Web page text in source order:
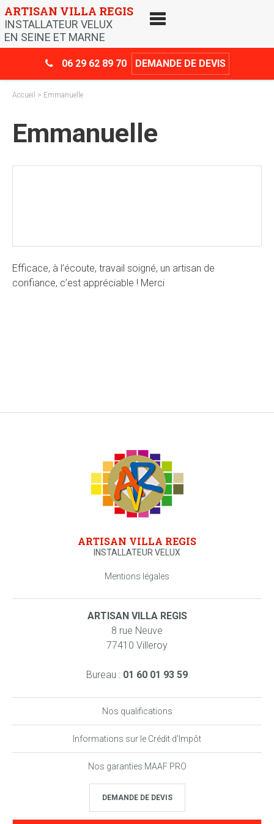
Skip
to
content
ARTISAN VILLA REGIS
INSTALLATEUR VELUX
EN SEINE ET MARNE
06 29 62 89 70 DEMANDE DE DEVIS
Accueil > Emmanuelle
Emmanuelle
Efficace, à l’écoute, travail soigné, un artisan de
confiance, c’est appréciable ! Merci
ARTISAN VILLA REGIS
INSTALLATEUR VELUX
Mentions légales
ARTISAN VILLA REGIS
8 rue Neuve
77410 Villeroy
Bureau : 01 60 01 93 59
Nos qualifications
Informations sur le Crédit d’Impôt
Nos garanties MAAF PRO
DEMANDE DE DEVIS